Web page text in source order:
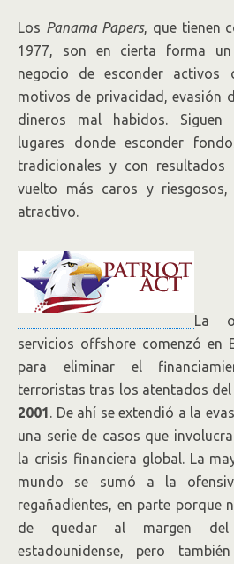
Los Panama Papers, que tienen
1977, son en cierta forma
negocio de esconder activos
motivos de privacidad, evasión
dineros mal habidos. Siguen
lugares donde esconder
tradicionales y con resultados
vuelto más caros y
atractivo.
La
servicios offshore comenzó en
para eliminar el
terroristas tras los atentados del
2001 . De ahí se extendió a la
una serie de casos que
la crisis financiera global. La
mundo se sumó a la
regañadientes, en parte porque
de quedar al margen del
estadounidense, pero